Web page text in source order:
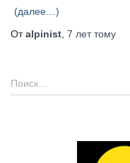
(далее…)
Отalpinist 7 леттому
Н
а
Поиск…